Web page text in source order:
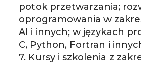
potok przetwarzania;
oprogramowania w
AI i innych; w językach
C, Python, Fortran i
7. Kursy i szkolenia z